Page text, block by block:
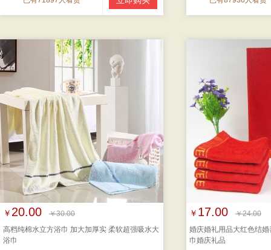
￥ 20.00
￥30.00
高档纯棉水立方浴巾 加大加厚实 柔软超强吸水大
浴巾
￥ 17.00
￥24.00
婚庆婚礼用品大红色结
巾婚庆礼品